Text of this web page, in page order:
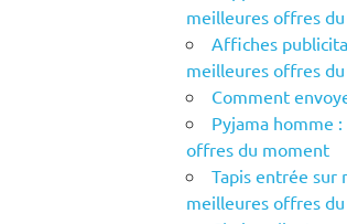
meilleures offres
Affiches
meilleures offres
Comment
Pyjama homme
offres du moment
Tapis entrée sur
meilleures offres